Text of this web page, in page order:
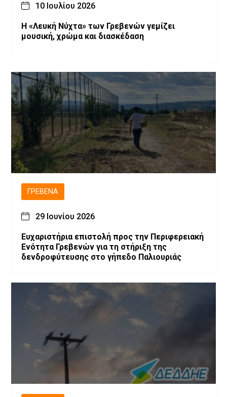
10 Ιουλίου 2026
Η «Λευκή Νύχτα» των Γρεβενών γεμίζει
μουσική, χρώμα και διασκέδαση
ΓΡΕΒΕΝΆ
29 Ιουνίου 2026
Ευχαριστήρια επιστολή προς την Περιφερειακή
Ενότητα Γρεβενών για τη στήριξη της
δενδροφύτευσης στο γήπεδο Παλιουριάς